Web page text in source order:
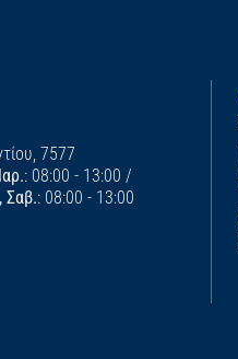
7577
: 08:00 - 13:00 /
Σαβ.: 08:00 - 13:00